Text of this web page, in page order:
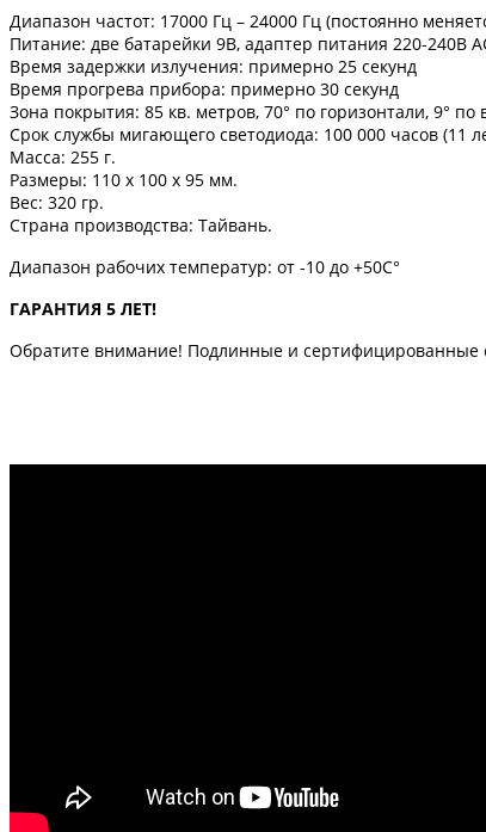
Диапазон частот: 17000 Гц – 24000 Гц (постоянно
Питание: две батарейки 9В, адаптер питания 220-240В
Время задержки излучения: примерно 25 секунд
Время прогрева прибора: примерно 30 секунд
Зона покрытия: 85 кв. метров, 70° по горизонтали, 9° по
Срок службы мигающего светодиода: 100 000 часов (11
Масса: 255 г.
Размеры: 110 х 100 х 95 мм.
Вес: 320 гр.
Страна производства: Тайвань.
Диапазон рабочих температур: от -10 до +50С°
ГАРАНТИЯ 5 ЛЕТ!
Обратите внимание! Подлинные и